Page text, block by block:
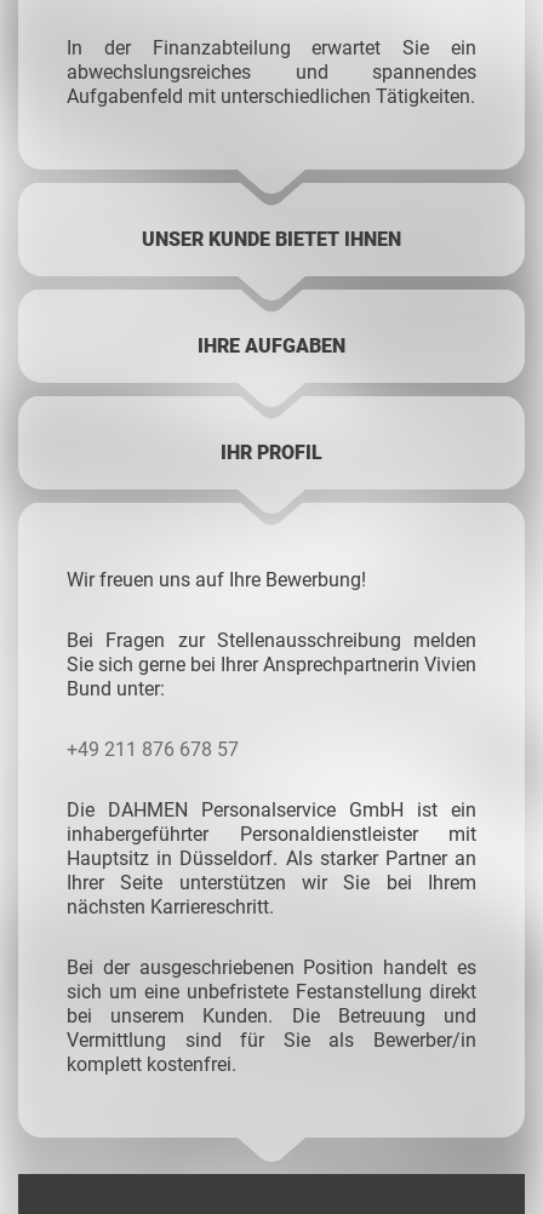
In der Finanzabteilung erwartet Sie ein
abwechslungsreiches und spannendes
Aufgabenfeld mit unterschiedlichen Tätigkeiten.
UNSER KUNDE BIETET IHNEN
IHRE AUFGABEN
IHR PROFIL
Wir freuen uns auf Ihre Bewerbung!
Bei Fragen zur Stellenausschreibung melden
Sie sich gerne bei Ihrer Ansprechpartnerin Vivien
Bund unter:
+49 211 876 678 57
Die DAHMEN Personalservice GmbH ist ein
inhabergeführter Personaldienstleister mit
Hauptsitz in Düsseldorf. Als starker Partner an
Ihrer Seite unterstützen wir Sie bei Ihrem
nächsten Karriereschritt.
Bei der ausgeschriebenen Position handelt es
sich um eine unbefristete Festanstellung direkt
bei unserem Kunden. Die Betreuung und
Vermittlung sind für Sie als Bewerber/in
komplett kostenfrei.